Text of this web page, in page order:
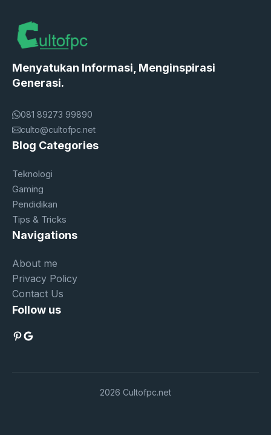
Menyatukan Informasi, Menginspirasi
Generasi.
081 89273 99890
culto@cultofpc.net
Blog Categories
Teknologi
Gaming
Pendidikan
Tips & Tricks
Navigations
About me
Privacy Policy
Contact Us
Follow us
Pinterest
Google
2026 Cultofpc.net